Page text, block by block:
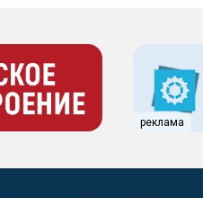
реклама